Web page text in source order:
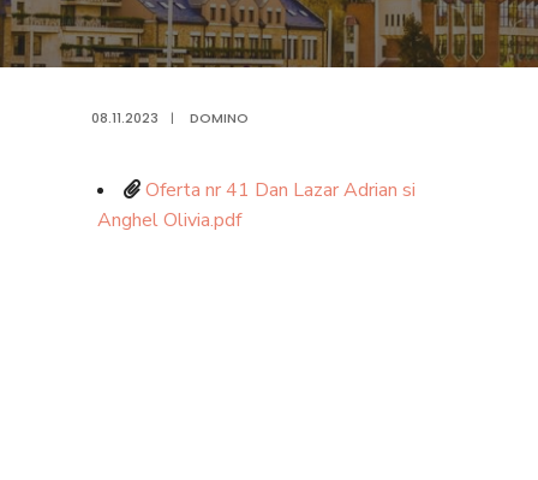
08.11.2023 | DOMINO
Oferta nr 41 Dan Lazar Adrian si
Anghel Olivia.pdf